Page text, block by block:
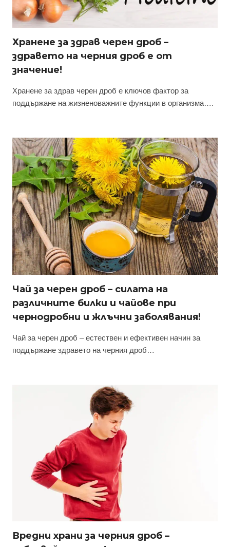
Хранене за здрав черен дроб –
здравето на черния дроб е от
значение!
Хранене за здрав черен дроб е ключов фактор за
поддържане на жизненоважните функции в организма….
Чай за черен дроб – силата на
различните билки и чайове при
чернодробни и жлъчни заболявания!
Чай за черен дроб – естествен и ефективен начин за
поддържане здравето на черния дроб…
Вредни храни за черния дроб –